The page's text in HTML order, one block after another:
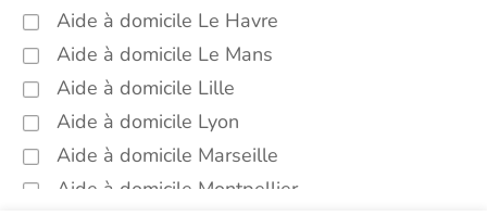
Aide à domicile Le Havre
Aide à domicile Le Mans
Aide à domicile Lille
Aide à domicile Lyon
Aide à domicile Marseille
Aide à domicile Montpellier